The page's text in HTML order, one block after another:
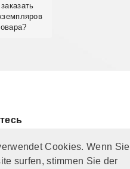
Cookies. Wenn Sie
surfen, stimmen Sie der
Вас